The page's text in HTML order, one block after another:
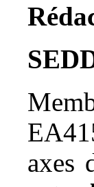
axes